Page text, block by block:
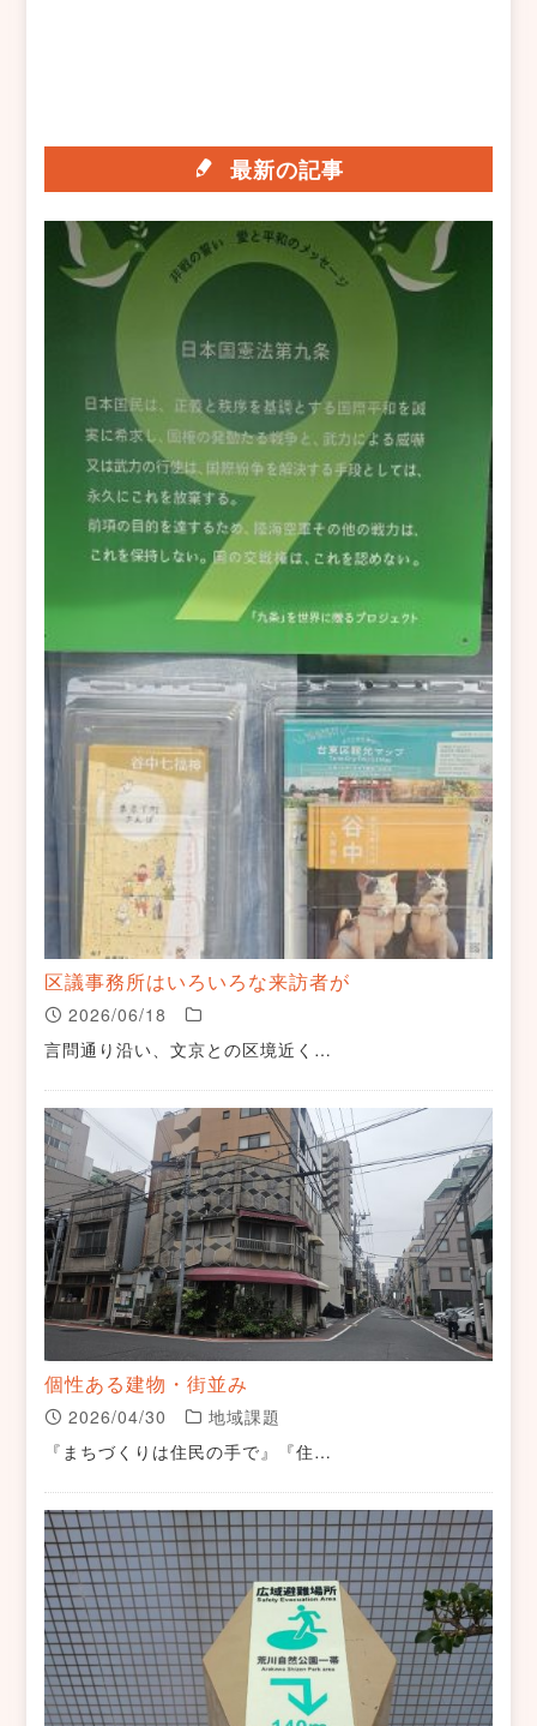
最新の記事
区議事務所はいろいろな来訪者が
2026/06/18
言問通り沿い、文京との区境近く…
個性ある建物・街並み
2026/04/30
地域課題
『まちづくりは住民の手で』『住…